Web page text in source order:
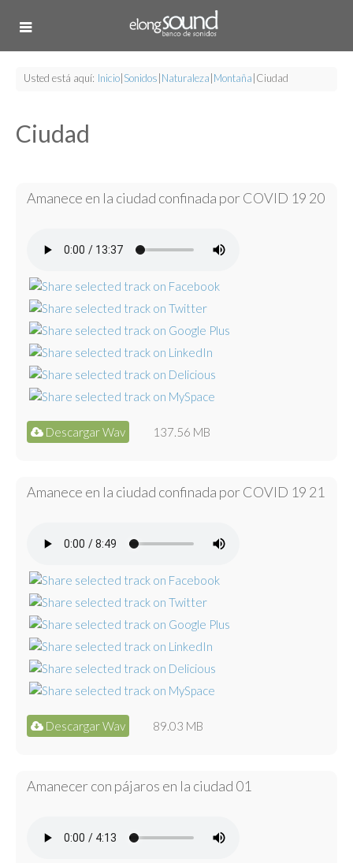
Usted está aquí: Inicio Sonidos Naturaleza Montaña Ciudad
Ciudad
Amanece en la ciudad confinada por COVID 19 20
Descargar Wav 137.56 MB
Amanece en la ciudad confinada por COVID 19 21
Descargar Wav 89.03 MB
Amanecer con pájaros en la ciudad 01